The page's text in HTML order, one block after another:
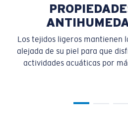
Los tejidos ligeros mantienen
alejada de su piel para que
actividades acuáticas por